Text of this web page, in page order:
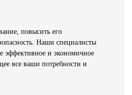
повысить его
Наши специалисты
эффективное и экономичное
все ваши потребности и